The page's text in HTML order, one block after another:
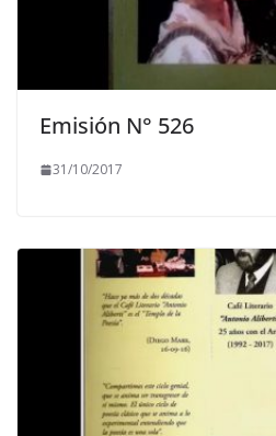
Emisión N° 526
31/10/2017